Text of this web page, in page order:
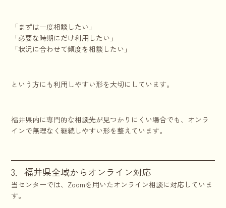
「まずは一度相談したい」
「必要な時期にだけ利用したい」
「状況に合わせて頻度を相談したい」
という方にも利用しやすい形を大切にしています。
福井県内に専門的な相談先が見つかりにくい場合でも、オンラ
インで無理なく継続しやすい形を整えています。
3．福井県全域からオンライン対応
当センターでは、Zoomを用いたオンライン相談に対応していま
す。